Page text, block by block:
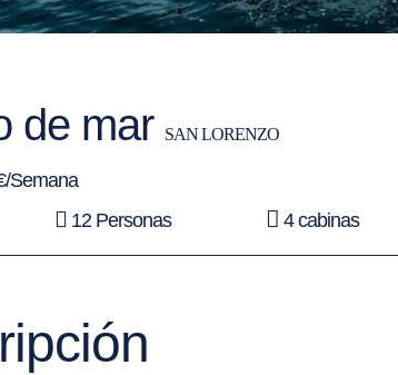
de mar SAN LORENZO
Semana
12 Personas 4 cabinas